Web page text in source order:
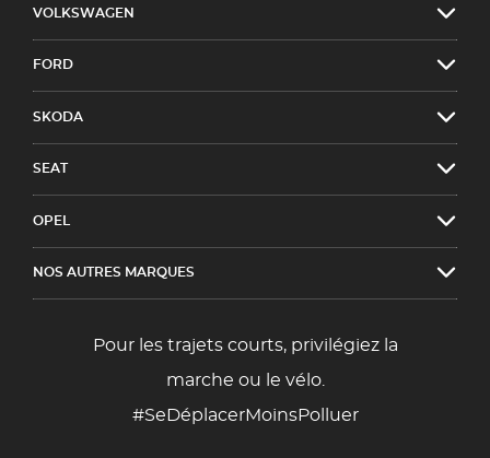
VOLKSWAGEN
FORD
SKODA
SEAT
OPEL
NOS AUTRES MARQUES
Pour les trajets courts, privilégiez la
marche ou le vélo.
#SeDéplacerMoinsPolluer